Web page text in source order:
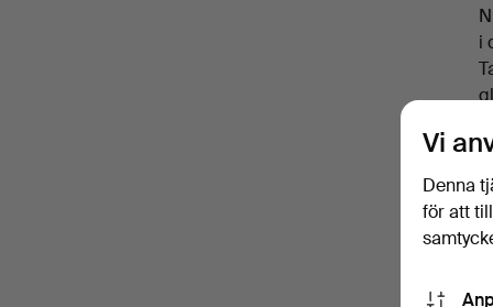
i
Vi
Denna
för att